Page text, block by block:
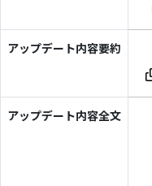
アップデート内容要約
アップデート内容全文